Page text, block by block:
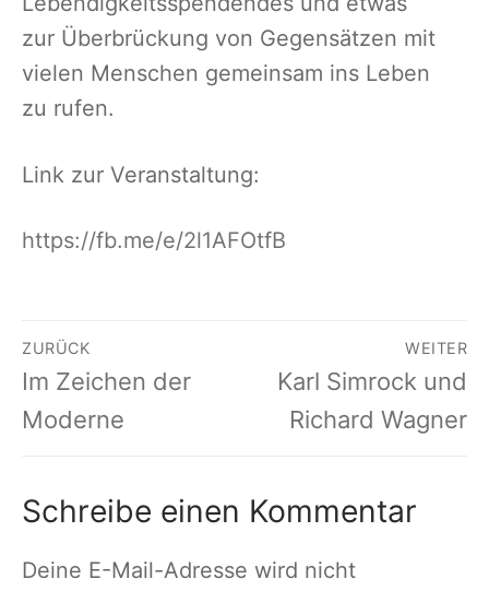
zur Überbrückung von Gegensätzen mit
vielen Menschen gemeinsam ins Leben
zu rufen.
Link zur Veranstaltung:
https://fb.me/e/2l1AFOtfB
Beitragsnavigation
ZURÜCK
Vorheriger
Beitrag:
Im Zeichen der
Moderne
WEITER
Nächster
Beitrag:
Karl Simrock und
Richard Wagner
Schreibe einen Kommentar
Deine E-Mail-Adresse wird nicht